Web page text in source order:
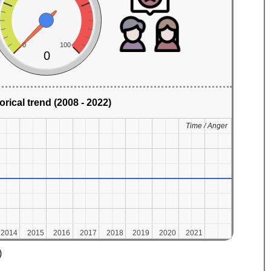
0 100
0
trend (2008 - 2022)
2014
2014 2015
2015 2016
2016 2017
2017 2018
2018 2019
2019 2020
2020 2021
2021
Time / Anger
Time / Anger